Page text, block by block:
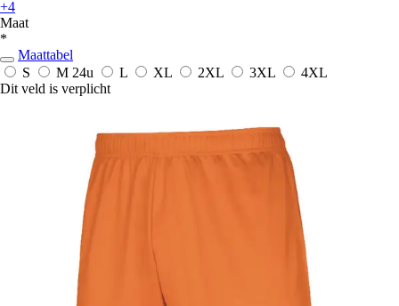
+4
Maat
*
Maattabel
S
M 24u L XL 2XL 3XL
4XL
Dit veld is verplicht